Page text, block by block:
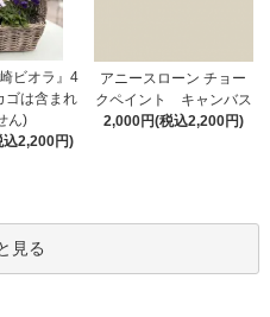
ビオラ』4
ゴは含まれ
ん)
2,200円)
アニースローン チョー
クペイント キャンバス
2,000円(税込2,200円)
見る